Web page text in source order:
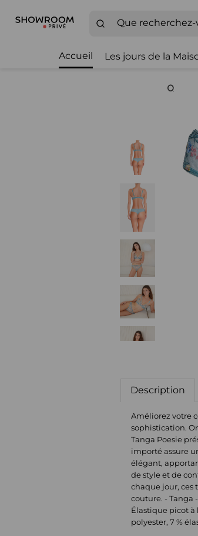
Accueil Les jours de la
Description
Améliorez votre
sophistication.
Tanga Poesie
importé assure
élégant,
de style et de
chaque jour, ces
couture. - Tanga
Élastique picot à
polyester, 7 %